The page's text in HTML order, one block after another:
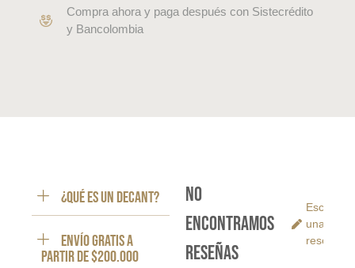
Compra ahora y paga después con Sistecrédito
y Bancolombia
¿Qué es un decant?
ENVÍO GRATIS a
partir de $200.000
No
encontramos
reseñas
Escribe
una
reseña